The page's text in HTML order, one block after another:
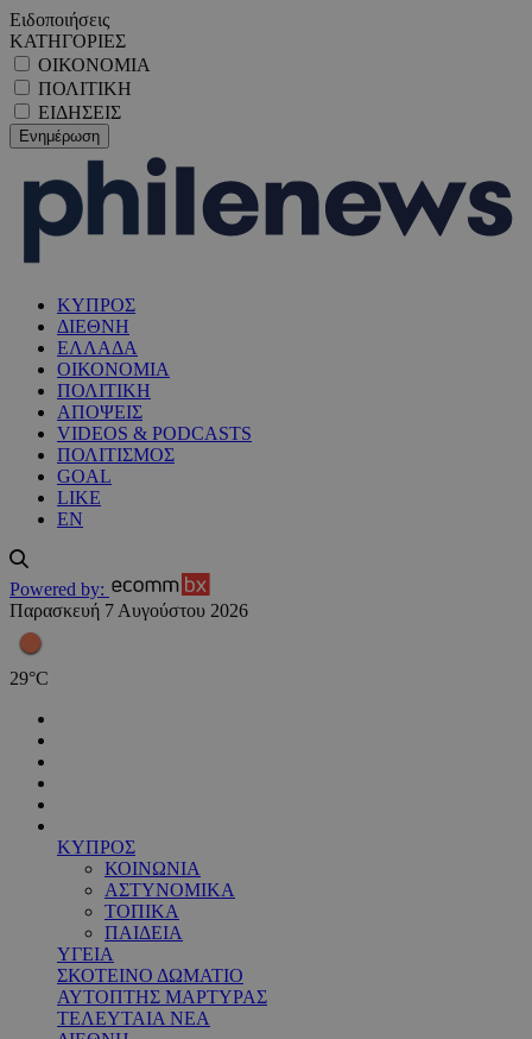
Ειδοποιήσεις
ΚΑΤΗΓΟΡΙΕΣ
ΟΙΚΟΝΟΜΙΑ
ΠΟΛΙΤΙΚΗ
ΕΙΔΗΣΕΙΣ
ΚΥΠΡΟΣ
ΔΙΕΘΝΗ
ΕΛΛΑΔΑ
ΟΙΚΟΝΟΜΙΑ
ΠΟΛΙΤΙΚΗ
ΑΠΟΨΕΙΣ
VIDEOS & PODCASTS
ΠΟΛΙΤΙΣΜΟΣ
GOAL
LIKE
EN
Powered by:
Παρασκευή 7 Αυγούστου 2026
29°C
ΚΥΠΡΟΣ
ΚΟΙΝΩΝΙΑ
ΑΣΤΥΝΟΜΙΚΑ
ΤΟΠΙΚΑ
ΠΑΙΔΕΙΑ
ΥΓΕΙΑ
ΣΚΟΤΕΙΝΟ ΔΩΜΑΤΙΟ
ΑΥΤΟΠΤΗΣ ΜΑΡΤΥΡΑΣ
ΤΕΛΕΥΤΑΙΑ ΝΕΑ